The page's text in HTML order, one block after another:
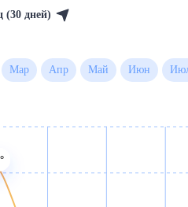
(30 дней)
Мар Апр Май Июн